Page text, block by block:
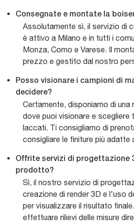
Consegnate e montate la
Assolutamente sì, il servizio di
è attivo a Milano e in tutti i
Monza, Como e Varese. Il
prezzo e gestito dal nostro
Posso visionare i campioni di
decidere?
Certamente, disponiamo di
dove puoi visionare e scegliere
laccati. Ti consigliamo di
consigliare le finiture più adatte
Offrite servizi di progettazione
prodotto?
Sì, il nostro servizio di
creazione di render 3D e l'uso
per visualizzare il risultato
effettuare rilievi delle misure